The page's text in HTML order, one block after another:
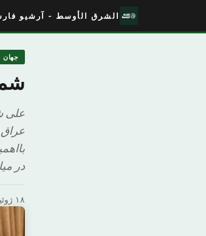
الشرق الأوسط - آرشیو
جهان
علی
عراق
در
۱۸ ژوئیه ۲۰۱۴